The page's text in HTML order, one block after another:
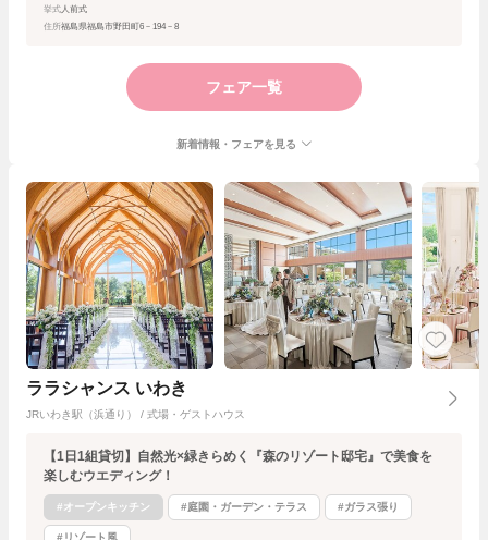
挙式人前式
住所福島県福島市野田町6－194－8
フェア一覧
新着情報・フェアを見る
ララシャンス いわき
JRいわき駅（浜通り） / 式場・ゲストハウス
【1日1組貸切】自然光×緑きらめく『森のリゾート邸宅』で美食を
楽しむウエディング！
#オープンキッチン #庭園・ガーデン・テラス #ガラス張り